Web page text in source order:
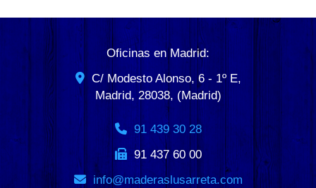
Oficinas en Madrid:
C/ Modesto Alonso, 6 - 1º E,
Madrid, 28038, (Madrid)
91 439 30 28
91 437 60 00
info
maderaslusarreta.com